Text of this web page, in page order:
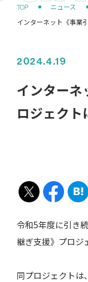
2024.4.19
インターネ
ロジェクト
令和5年度に引き
継ぎ支援》プロジ
同プロジェクトは